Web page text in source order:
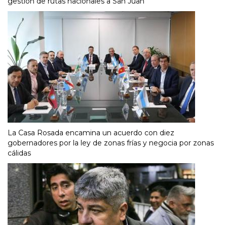
La Casa Rosada encamina un acuerdo con diez
gobernadores por la ley de zonas frías y negocia por zonas
cálidas